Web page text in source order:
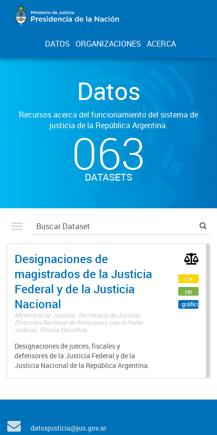
DATOS ORGANIZACIONES ACERCA
Datos
Recursos acerca del funcionamiento del sistema de
justicia de la República Argentina.
063
DATASETS
Designaciones de
magistrados de la Justicia
Federal y de la Justicia
Nacional
Ministerio de Justicia. Secretaría de Justicia.
Dirección Nacional de Relaciones con el Poder
Judicial. Oficina Decretos
Designaciones de jueces, fiscales y
defensores de la Justicia Federal y de la
Justicia Nacional de la República Argentina.
csv
zip
gráfico
datosjusticia@jus.gov.ar